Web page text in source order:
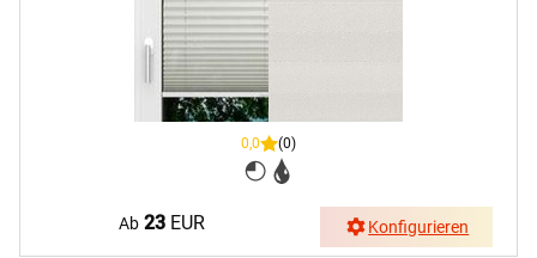
0,0 (0)
Ab 23 EUR Konfigurieren